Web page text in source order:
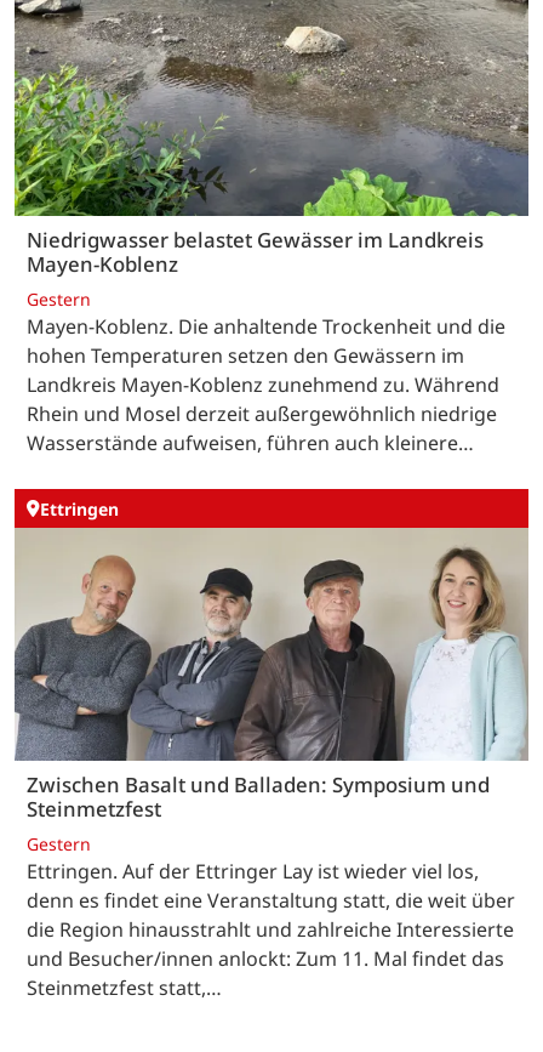
Niedrigwasser belastet Gewässer im Landkreis
Mayen-Koblenz
Gestern
Mayen-Koblenz. Die anhaltende Trockenheit und die
hohen Temperaturen setzen den Gewässern im
Landkreis Mayen-Koblenz zunehmend zu. Während
Rhein und Mosel derzeit außergewöhnlich niedrige
Wasserstände aufweisen, führen auch kleinere…
Ettringen
Zwischen Basalt und Balladen: Symposium und
Steinmetzfest
Gestern
Ettringen. Auf der Ettringer Lay ist wieder viel los,
denn es findet eine Veranstaltung statt, die weit über
die Region hinausstrahlt und zahlreiche Interessierte
und Besucher/innen anlockt: Zum 11. Mal findet das
Steinmetzfest statt,…